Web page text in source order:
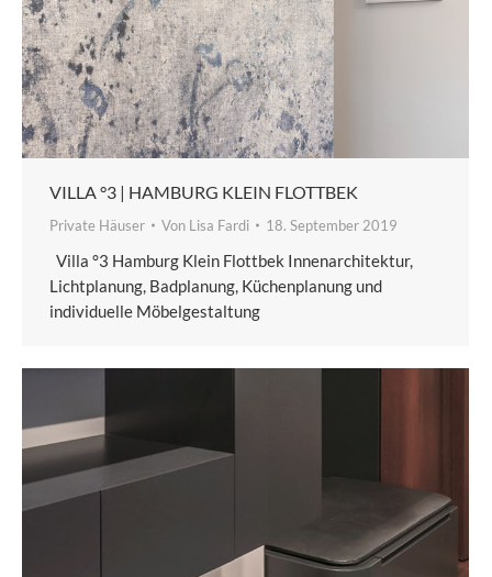
VILLA °3 | HAMBURG KLEIN FLOTTBEK
Private Häuser Von Lisa Fardi 18. September 2019
Villa °3 Hamburg Klein Flottbek Innenarchitektur,
Lichtplanung, Badplanung, Küchenplanung und
individuelle Möbelgestaltung